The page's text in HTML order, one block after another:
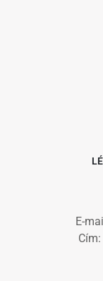
E-
Cím: